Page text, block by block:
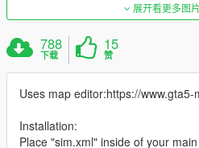
展开看更多图
788
下载
15
赞
Uses map editor:https://
Installation:
Place "sim.xml" inside of your